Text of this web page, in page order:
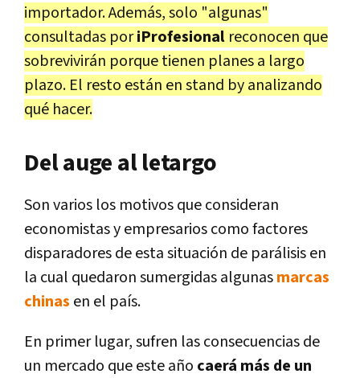
importador. Además, solo "algunas"
consultadas poriProfesional reconocen que
sobrevivirán porque tienen planes a largo
plazo. El resto están en stand by analizando
qué hacer.
Del auge al letargo
Son varios los motivos que consideran
economistas y empresarios como factores
disparadores de esta situación de parálisis en
la cual quedaron sumergidas algunasmarcas
chinas en el país.
En primer lugar, sufren las consecuencias de
un mercado que este año caerá más de un